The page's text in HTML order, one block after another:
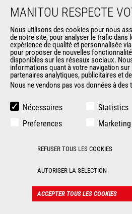
SE 0808
Nacelles élévatrices mobiles
Hauteur de travail
Capacité de la nacelle
Nombre de personnes
Pente franchissable
CONTACT
MANITOU RESPECTE
Nous utilisons des cookies pour nous
de notre site, pour analyser le trafic dans
expérience de qualité et personnalisée
pour proposer de nouvelles
disponibles sur les réseaux sociaux.
informations quant à votre navigation
partenaires analytiques, publicitaires et
Nous ne vendons pas vos données à des
Nécessaires
Statistics
Preferences
Marketing
REFUSER TOUS LES COOKIES
AUTORISER LA SÉLECTION
ACCEPTER TOUS LES COOKIES